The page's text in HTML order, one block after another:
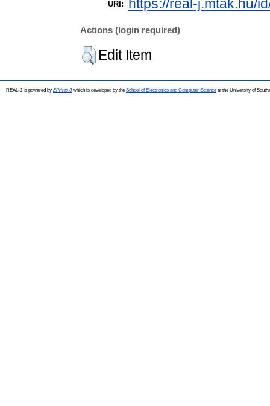
URI: https://real-j.mtak.hu/
Actions (login required)
Edit Item
REAL-J is powered by EPrints 3which is developed by the School of Electronics and Computer Science at the University of